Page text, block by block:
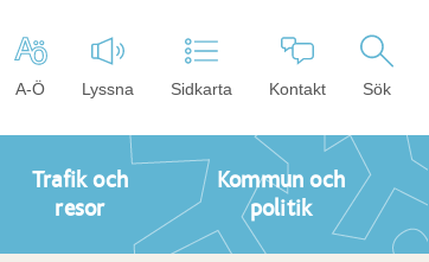
A-Ö Lyssna Sidkarta Kontakt Sök
Trafik och
resor
Kommun och
politik